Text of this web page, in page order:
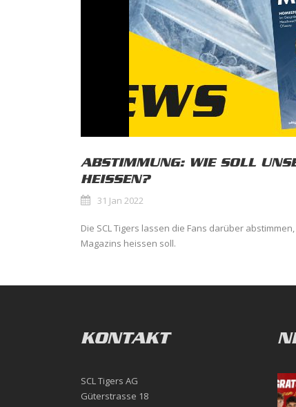
ABSTIMMUNG: WIE SOLL
HEISSEN?
31 Jan 2022
Die SCL Tigers lassen die Fans darüber
Magazins heissen soll.
KONTAKT
SCL Tigers AG
Güterstrasse 18